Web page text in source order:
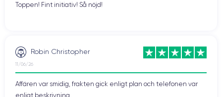
Toppen! Fint initiativ! Så nöjd!
Robin Christopher
11/06/26
Affären var smidig, frakten gick enligt plan och telefonen var
enligt beskrivning.